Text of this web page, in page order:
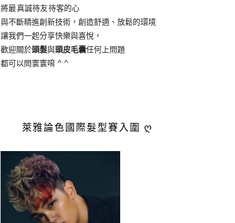
將最真誠待友待客的心
與不斷精進創新技術，創造舒適、放鬆的環境
讓我們一起分享快樂與喜悅，
歡迎關於頭髮與頭皮毛囊任何上問題
都可以問寰寰唷 ^ ^
萊雅論色國際髮型賽入圍 ღ